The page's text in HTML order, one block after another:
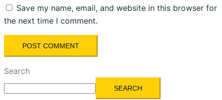
Save my name, email, and website in this browser for
the next time I comment.
Search
SEARCH